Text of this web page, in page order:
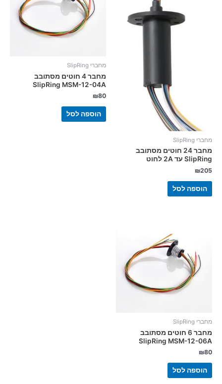
מחברי SlipRing
מחבר 24 חוטים מסתובב
SlipRing עד 2A לחוט
₪205
הוספה לסל
מחברי SlipRing
מחבר 4 חוטים מסתובב
SlipRing MSM-12-04A
₪80
הוספה לסל
מחברי SlipRing
מחבר 6 חוטים מסתובב
SlipRing MSM-12-06A
₪80
הוספה לסל